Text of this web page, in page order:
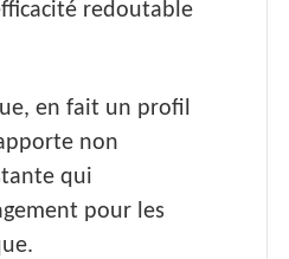
redoutable
en fait un profil
non
qui
pour les